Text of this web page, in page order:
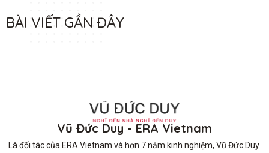
BÀI VIẾT GẦN ĐÂY
Vũ Đức Duy - ERA Vietnam
Là đối tác của ERA Vietnam và hơn 7 năm kinh nghiệm, Vũ Đức Duy